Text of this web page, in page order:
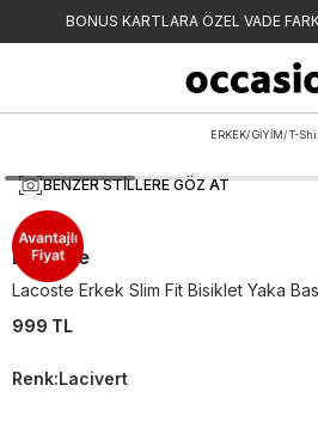
BONUS KARTLARA ÖZEL VADE
ERKEK/GİYİM/T-
BENZER STILLERE GÖZ AT
Lacoste
Lacoste Erkek Slim Fit Bisiklet Yaka
999 TL
Renk:Lacivert